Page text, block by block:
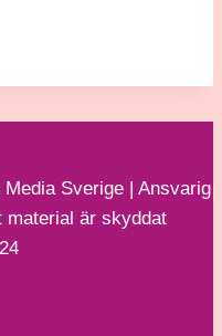
Sverige | Ansvarig
material är skyddat